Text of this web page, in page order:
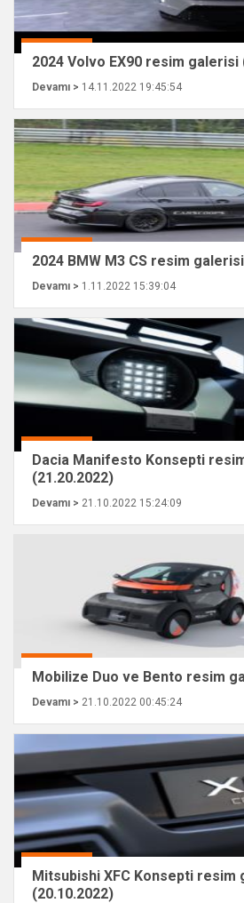
2024 Volvo EX90 resim galerisi
Devamı > 14.11.2022 19:45:54
2024 BMW M3 CS resim
Devamı > 1.11.2022 15:39:04
Dacia Manifesto Konsepti
(21.20.2022)
Devamı > 21.10.2022 15:24:09
Mobilize Duo ve Bento resim
Devamı > 21.10.2022 00:45:24
Mitsubishi XFC Konsepti resim
(20.10.2022)